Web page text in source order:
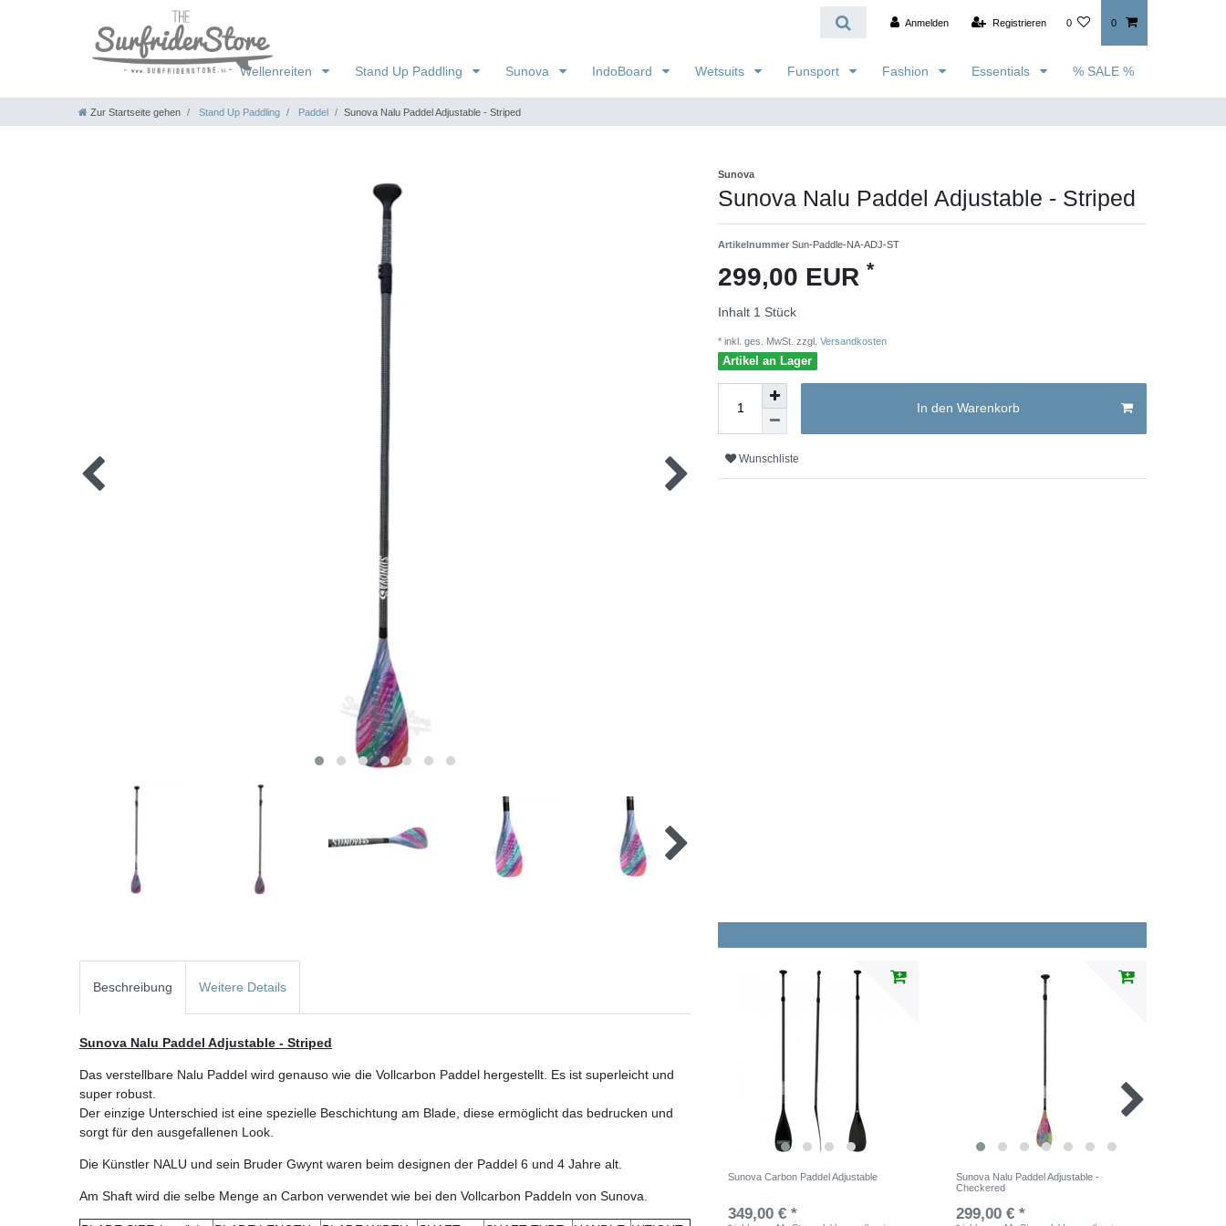
Anmelden Registrieren 0 0
Wellenreiten Stand Up Paddling Sunova IndoBoard Wetsuits Funsport Fashion Essentials % SALE %
Zur Startseite gehen Stand Up Paddling Paddel Sunova Nalu Paddel Adjustable - Striped
Sunova
Sunova Nalu Paddel Adjustable - Striped
Artikelnummer Sun-Paddle-NA-ADJ-ST
299,00 EUR *
Inhalt 1 Stück
* inkl. ges. MwSt. zzgl. Versandkosten
Artikel an Lager
In den Warenkorb
Wunschliste
Beschreibung Weitere Details
Sunova Nalu Paddel Adjustable - Striped
Das verstellbare Nalu Paddel wird genauso wie die Vollcarbon Paddel hergestellt. Es ist superleicht und
super robust.
Der einzige Unterschied ist eine spezielle Beschichtung am Blade, diese ermöglicht das bedrucken und
sorgt für den ausgefallenen Look.
Die Künstler NALU und sein Bruder Gwynt waren beim designen der Paddel 6 und 4 Jahre alt.
Am Shaft wird die selbe Menge an Carbon verwendet wie bei den Vollcarbon Paddeln von Sunova.
Sunova Carbon Paddel Adjustable
349,00 € *
Sunova Nalu Paddel Adjustable -
Checkered
299,00 € *